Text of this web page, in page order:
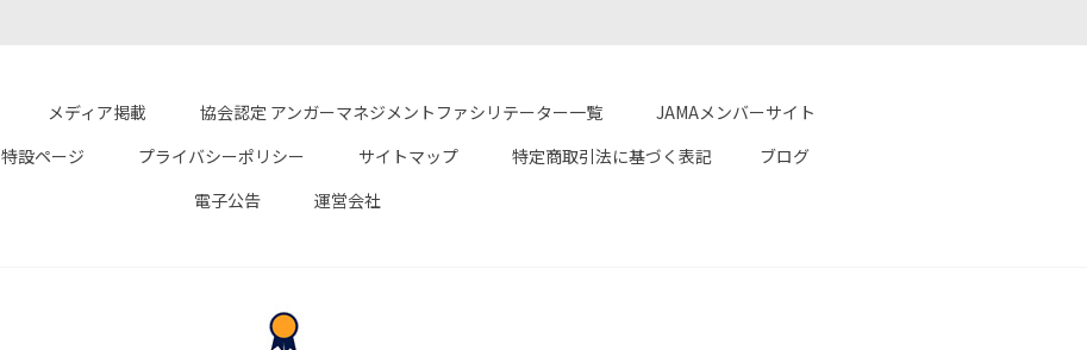
メディア掲載 協会認定 アンガーマネジメントファシリテーター一覧
JAMAメンバーサイト
特設ページ プライバシーポリシー サイトマップ 特定商取引法に基づく表記
ブログ
電子公告
運営会社